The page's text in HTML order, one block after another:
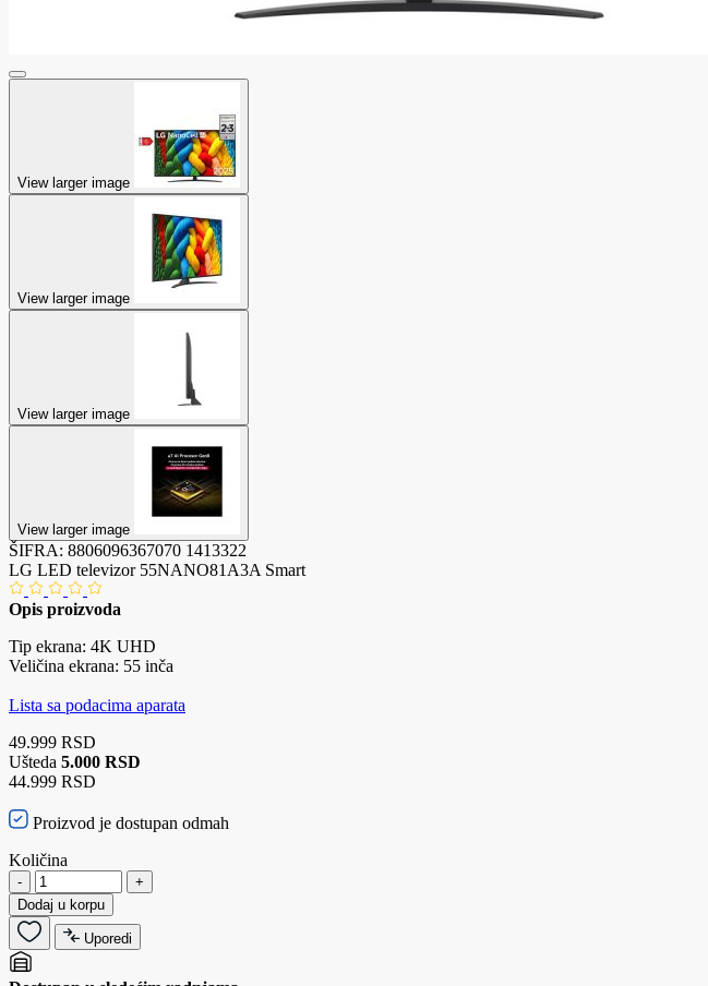
View larger image
View larger image
View larger image
View larger image
ŠIFRA: 8806096367070 1413322
LG LED televizor 55NANO81A3A Smart
Opis proizvoda
Tip ekrana: 4K UHD
Veličina ekrana: 55 inča
Lista sa podacima aparata
49.999 RSD
Ušteda 5.000 RSD
44.999 RSD
Proizvod je dostupan odmah
Količina
-
+
Dodaj u korpu
Uporedi